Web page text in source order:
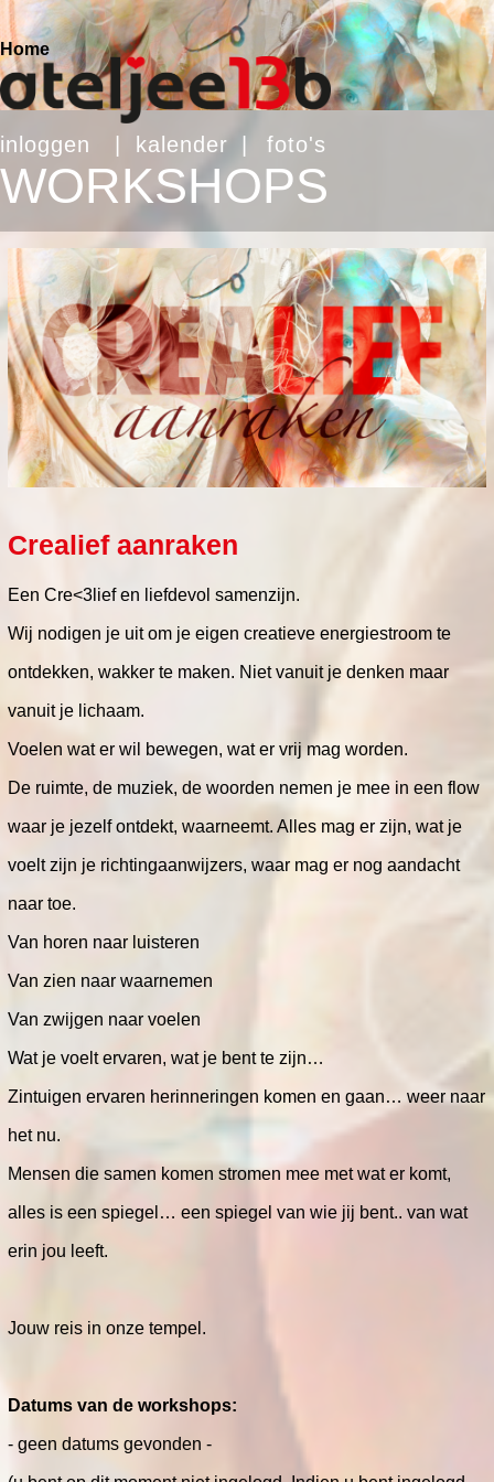
Crealief aanraken
Een Cre<3lief en liefdevol samenzijn.
Wij nodigen je uit om je eigen creatieve energiestroom te
ontdekken, wakker te maken. Niet vanuit je denken maar
vanuit je lichaam.
Voelen wat er wil bewegen, wat er vrij mag worden.
De ruimte, de muziek, de woorden nemen je mee in een flow
waar je jezelf ontdekt, waarneemt. Alles mag er zijn, wat je
voelt zijn je richtingaanwijzers, waar mag er nog aandacht
naar toe.
Van horen naar luisteren
Van zien naar waarnemen
Van zwijgen naar voelen
Wat je voelt ervaren, wat je bent te zijn…
Zintuigen ervaren herinneringen komen en gaan… weer naar
het nu.
Mensen die samen komen stromen mee met wat er komt,
alles is een spiegel… een spiegel van wie jij bent.. van wat
erin jou leeft.
Jouw reis in onze tempel.
Datums van de workshops:
- geen datums gevonden -
inloggen kalender foto's
WORKSHOPS
Home